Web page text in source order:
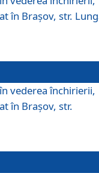
în Braşov, str.
vederea închirierii,
în Braşov, str.